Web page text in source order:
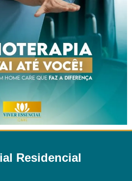
Residencial